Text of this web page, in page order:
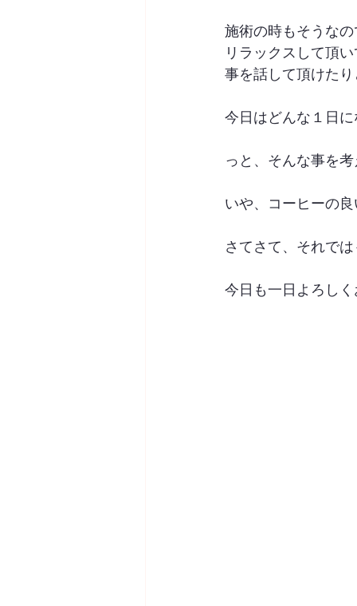
施術の時もそうな
リラックスして頂
事を話して頂けた
今日はどんな１日
っと、そんな事を
いや、コーヒーの
さてさて、それで
今日も一日よろし